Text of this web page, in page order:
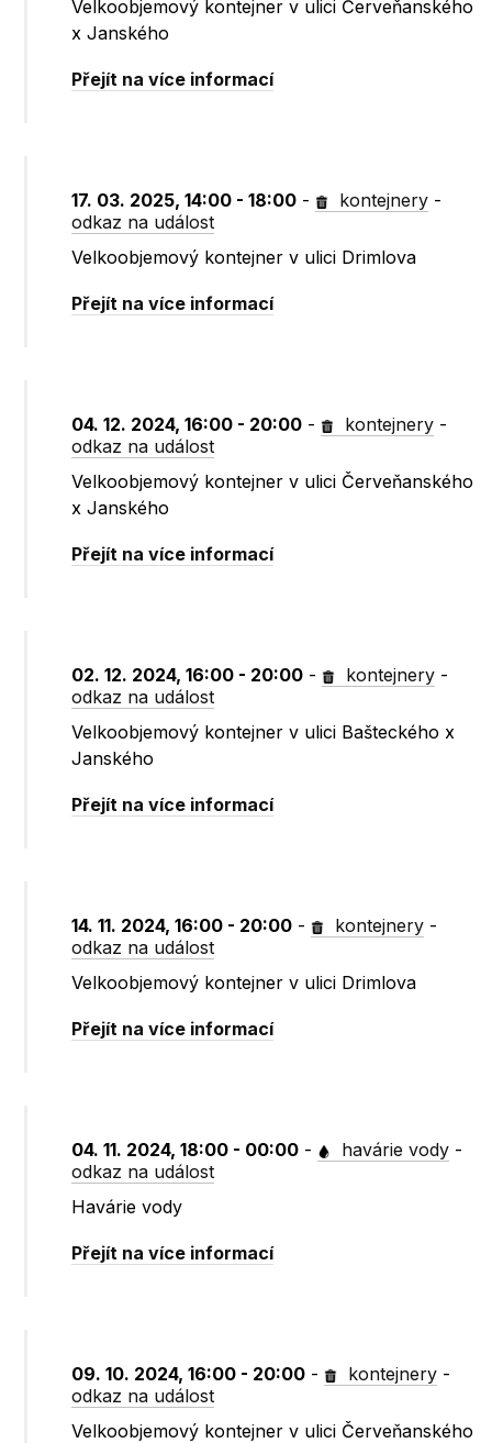
Velkoobjemový kontejner v ulici Červeňanského
x Janského
Přejít na více informací
17. 03. 2025, 14:00 - 18:00 - kontejnery -
odkaz na událost
Velkoobjemový kontejner v ulici Drimlova
Přejít na více informací
04. 12. 2024, 16:00 - 20:00 - kontejnery -
odkaz na událost
Velkoobjemový kontejner v ulici Červeňanského
x Janského
Přejít na více informací
02. 12. 2024, 16:00 - 20:00 - kontejnery -
odkaz na událost
Velkoobjemový kontejner v ulici Bašteckého x
Janského
Přejít na více informací
14. 11. 2024, 16:00 - 20:00 - kontejnery -
odkaz na událost
Velkoobjemový kontejner v ulici Drimlova
Přejít na více informací
04. 11. 2024, 18:00 - 00:00 - havárie vody -
odkaz na událost
Havárie vody
Přejít na více informací
09. 10. 2024, 16:00 - 20:00 - kontejnery -
odkaz na událost
Velkoobjemový kontejner v ulici Červeňanského